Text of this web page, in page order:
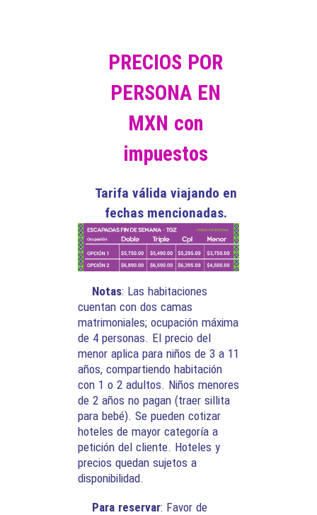
PRECIOS POR
PERSONA EN
MXN con
impuestos
Tarifa válida viajando en
fechas mencionadas.
Notas: Las habitaciones
cuentan con dos camas
matrimoniales; ocupación máxima
de 4 personas. El precio del
menor aplica para niños de 3 a 11
años, compartiendo habitación
con 1 o 2 adultos. Niños menores
de 2 años no pagan (traer sillita
para bebé). Se pueden cotizar
hoteles de mayor categoría a
petición del cliente. Hoteles y
precios quedan sujetos a
disponibilidad.
Para reservar: Favor de